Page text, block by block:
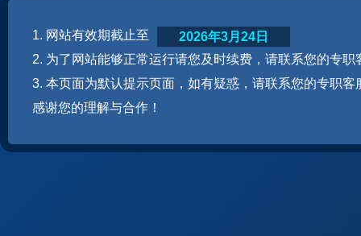
1. 网站有效期截止至
2. 为了网站能够正常运行请您及时续费，请联系您的专职
3. 本页面为默认提示页面，如有疑惑，请联系您的专职客
感谢您的理解与合作！
2026年3月24日